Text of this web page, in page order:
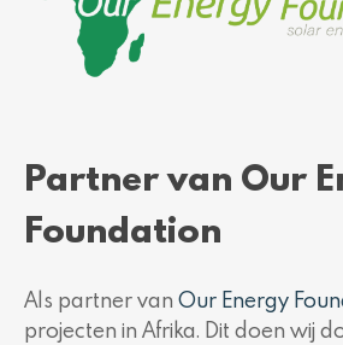
Partner van Our
Foundation
Als partner van Our Energy
projecten in Afrika. Dit doen wij